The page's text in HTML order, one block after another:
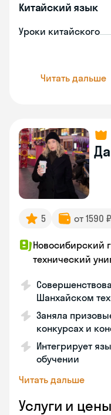
Китайский язык
Уроки китайского
Читать дальше
5 от 1590
Новосибирский
технический
Шанхайском
Заняла
конкурсах и
Интегрирует
обучении
Читать дальше
Услуги и цены